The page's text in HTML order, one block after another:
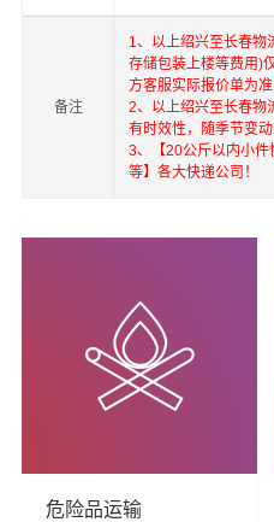
港邦在深圳，珠海，绍兴，
门，台湾等地具有优势的物
率先开通内地至到香港，
务，简化了货物进出口操作
提高了货物流通效率。公司
将一如既往地为更多的人和
务。
备注
1、以上绍兴至长春物
存储包装上楼等费用)
方客服实际报价单为准
2、以上绍兴至长春物
有时效性，随季节变
3、【20公斤以内小
等】各大快递公司！
危险品运输